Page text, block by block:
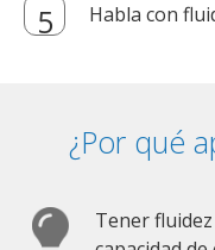
Habla con
¿Por qué
Tener